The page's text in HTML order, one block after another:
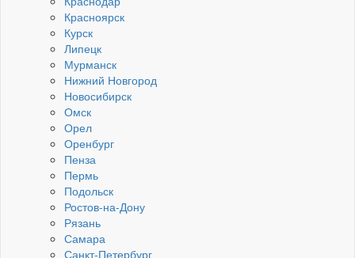
Красноярск
Курск
Липецк
Мурманск
Нижний Новгород
Новосибирск
Омск
Орел
Оренбург
Пенза
Пермь
Подольск
Ростов-на-Дону
Рязань
Самара
Санкт-Петербург